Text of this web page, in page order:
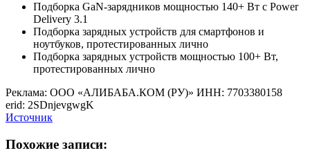
Подборка GaN-зарядников мощностью 140+ Вт с Power
Delivery 3.1
Подборка зарядных устройств для смартфонов и
ноутбуков, протестированных лично
Подборка зарядных устройств мощностью 100+ Вт,
протестированных лично
Реклама: ООО «АЛИБАБА.КОМ (РУ)» ИНН: 7703380158
erid: 2SDnjevgwgK
Источник
Похожие записи: